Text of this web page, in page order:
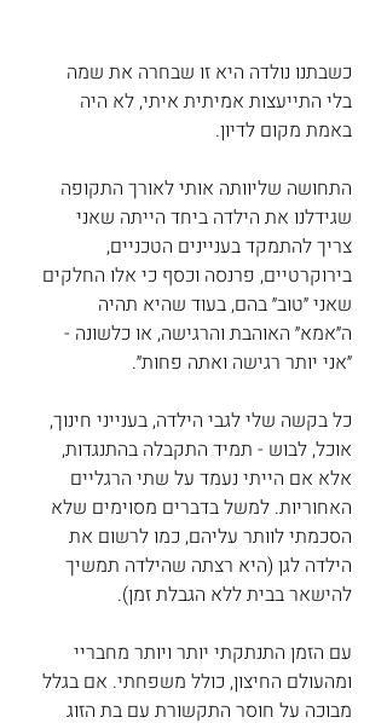
כשבתנו נולדה היא זו שבחרה את שמה
בלי התייעצות אמיתית איתי, לא היה
באמת מקום לדיון.
התחושה שליוותה אותי לאורך התקופה
שגידלנו את הילדה ביחד הייתה שאני
צריך להתמקד בעניינים הטכניים,
בירוקרטיים, פרנסה וכסף כי אלו החלקים
שאני ״טוב״ בהם, בעוד שהיא תהיה
ה״אמא״ האוהבת והרגישה, או כלשונה -
״אני יותר רגישה ואתה פחות״.
כל בקשה שלי לגבי הילדה, בענייני חינוך,
אוכל, לבוש - תמיד התקבלה בהתנגדות,
אלא אם הייתי נעמד על שתי הרגליים
האחוריות. למשל בדברים מסוימים שלא
הסכמתי לוותר עליהם, כמו לרשום את
הילדה לגן (היא רצתה שהילדה תמשיך
להישאר בבית ללא הגבלת זמן).
עם הזמן התנתקתי יותר ויותר מחבריי
ומהעולם החיצון, כולל משפחתי. אם בגלל
מבוכה על חוסר התקשורת עם בת הזוג